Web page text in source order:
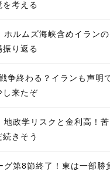
を考える
ホルムズ海峡含めイランの
振り返る
争終わる？イランも声明
し来たぞ
地政学リスクと金利高！苦
続きそう
グ第8節終了！東は一部勝